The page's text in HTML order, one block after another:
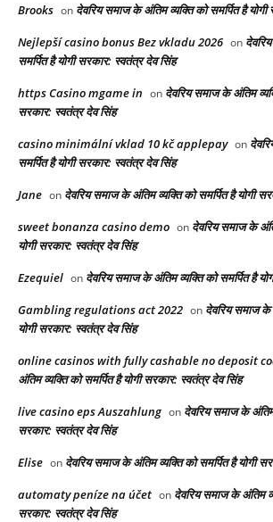
Brooks on देवरिय समाज के अंतिम व्यक्ति को समर्पित है
Nejlepší casino bonus Bez vkladu 2026 on
समर्पित है योगी सरकार: स्वतंत्र देव सिंह
https Casino mgame in on देवरिय समाज के अंतिम
सरकार: स्वतंत्र देव सिंह
casino minimální vklad 10 kč applepay on
समर्पित है योगी सरकार: स्वतंत्र देव सिंह
Jane on देवरिय समाज के अंतिम व्यक्ति को समर्पित है योगी
sweet bonanza casino demo on देवरिय समाज के
योगी सरकार: स्वतंत्र देव सिंह
Ezequiel on देवरिय समाज के अंतिम व्यक्ति को समर्पित है
Gambling regulations act 2022 on देवरिय समाज के
योगी सरकार: स्वतंत्र देव सिंह
online casinos with fully cashable no deposit
अंतिम व्यक्ति को समर्पित है योगी सरकार: स्वतंत्र देव सिंह
live casino eps Auszahlung on देवरिय समाज के अंतिम
सरकार: स्वतंत्र देव सिंह
Elise on देवरिय समाज के अंतिम व्यक्ति को समर्पित है योगी
automaty peníze na účet on देवरिय समाज के अंतिम
सरकार: स्वतंत्र देव सिंह